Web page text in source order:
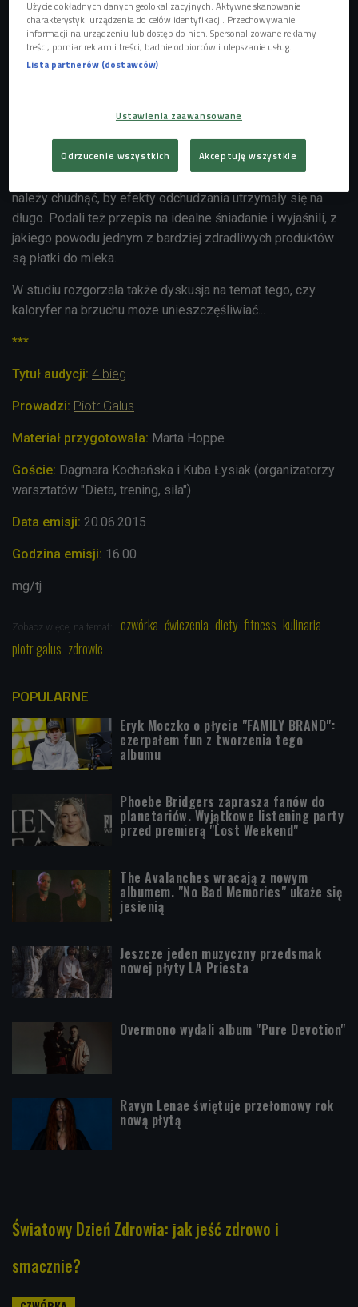
W walce o zdrową sylwetkę same ćwiczenia nie wystarczą - trzeba też dobrze
się odżywiać!
Foto: Glow Images/East News
Z kolei dietetyczka Dagmara Kochańska przestrzegała
schudniemy, ale te kilogramy wrócą. My udowadniamy, że
należy chudnąć, by efekty odchudzania utrzymały się na
długo. Podali też przepis na idealne śniadanie i wyjaśnili, z
jakiego powodu jednym z bardziej zdradliwych produktów
są płatki do mleka.
W studiu rozgorzała także dyskusja na temat tego, czy
kaloryfer na brzuchu może unieszczęśliwiać...
***
Tytuł audycji: 4 bieg
Prowadzi: Piotr Galus
Materiał przygotowała: Marta Hoppe
Goście: Dagmara Kochańska i Kuba Łysiak (organizatorzy
warsztatów "Dieta, trening, siła")
Data emisji: 20.06.2015
Godzina emisji: 16.00
mg/tj
Zobacz więcej na temat: czwórka ćwiczenia diety fitness kulinaria
piotr galus zdrowie
POPULARNE
Eryk Moczko o płycie "FAMILY BRAND":
czerpałem fun z tworzenia tego
albumu
Phoebe Bridgers zaprasza fanów do
planetariów. Wyjątkowe listening party
przed premierą "Lost Weekend"
The Avalanches wracają z nowym
albumem. "No Bad Memories" ukaże się
jesienią
Jeszcze jeden muzyczny przedsmak
nowej płyty LA Priesta
Overmono wydali album "Pure Devotion"
Ravyn Lenae świętuje przełomowy rok
nową płytą
Światowy Dzień Zdrowia: jak jeść zdrowo i
smacznie?
Użycie dokładnych danych geolokalizacyjnych. Aktywne skanowanie
charakterystyki urządzenia do celów identyfikacji. Przechowywanie
informacji na urządzeniu lub dostęp do nich. Spersonalizowane reklamy i
treści, pomiar reklam i treści, badnie odbiorców i ulepszanie usług.
Lista partnerów (dostawców)
Ustawienia zaawansowane
Odrzucenie wszystkich Akceptuję wszystkie